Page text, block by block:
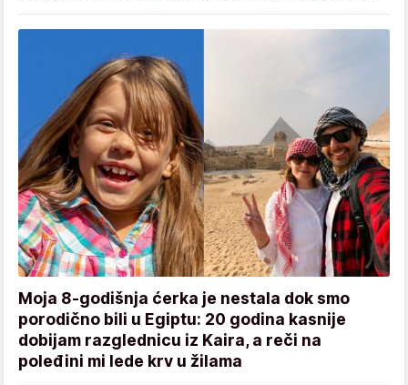
Moja 8-godišnja ćerka je nestala dok smo
porodično bili u Egiptu: 20 godina kasnije
dobijam razglednicu iz Kaira, a reči na
poleđini mi lede krv u žilama